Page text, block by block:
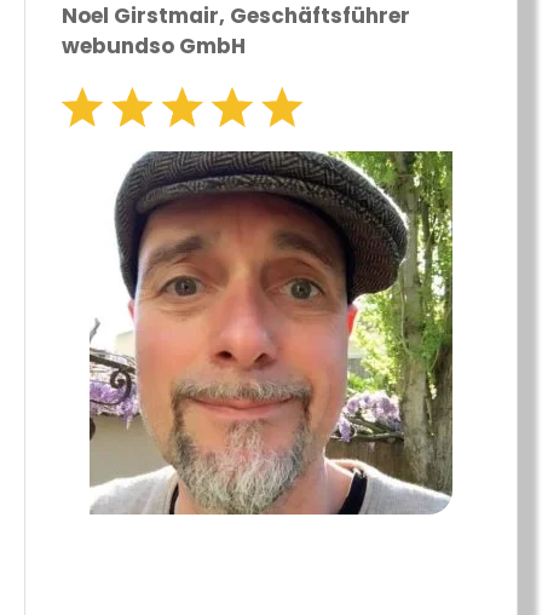
Noel Girstmair, Geschäftsführer
webundso GmbH